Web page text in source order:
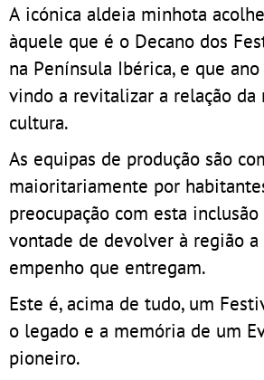
A icónica aldeia minhota
àquele que é o Decano dos
na Península Ibérica, e que
vindo a revitalizar a relação da
cultura.
As equipas de produção são
maioritariamente por
preocupação com esta
vontade de devolver à região a
empenho que entregam.
Este é, acima de tudo, um
o legado e a memória de um
pioneiro.